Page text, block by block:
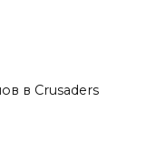
в Crusaders